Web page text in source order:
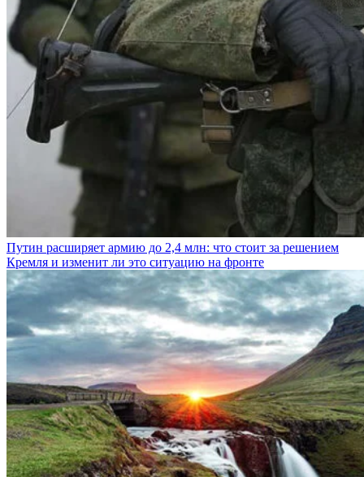
Путин расширяет армию до 2,4 млн: что стоит за решением
Кремля и изменит ли это ситуацию на фронте